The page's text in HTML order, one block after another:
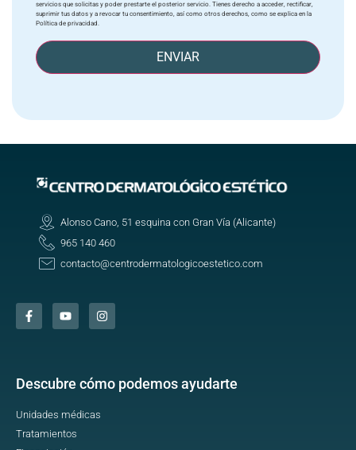
servicios que solicitas y poder prestarte el posterior servicio. Tienes derecho a acceder, rectificar,
suprimir tus datos y a revocar tu consentimiento, así como otros derechos, como se explica en la
Política de privacidad.
ENVIAR
Alonso Cano, 51 esquina con Gran Vía (Alicante)
965 140 460
contacto@centrodermatologicoestetico.com
Descubre cómo podemos ayudarte
Unidades médicas
Tratamientos